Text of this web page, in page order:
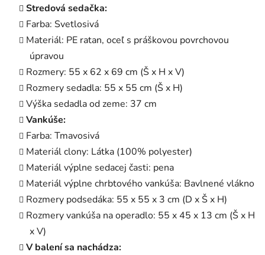
Stredová sedačka:
Farba: Svetlosivá
Materiál: PE ratan, oceľ s práškovou povrchovou
úpravou
Rozmery: 55 x 62 x 69 cm (Š x H x V)
Rozmery sedadla: 55 x 55 cm (Š x H)
Výška sedadla od zeme: 37 cm
Vankúše:
Farba: Tmavosivá
Materiál clony: Látka (100% polyester)
Materiál výplne sedacej časti: pena
Materiál výplne chrbtového vankúša: Bavlnené vlákno
Rozmery podsedáka: 55 x 55 x 3 cm (D x Š x H)
Rozmery vankúša na operadlo: 55 x 45 x 13 cm (Š x H
x V)
V balení sa nachádza: